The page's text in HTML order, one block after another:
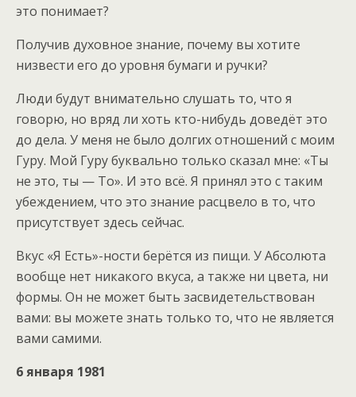
это понимает?
Получив духовное знание, почему вы хотите
низвести его до уровня бумаги и ручки?
Люди будут внимательно слушать то, что я
говорю, но вряд ли хоть кто-нибудь доведёт это
до дела. У меня не было долгих отношений с моим
Гуру. Мой Гуру буквально только сказал мне: «Ты
не это, ты — То». И это всё. Я принял это с таким
убеждением, что это знание расцвело в то, что
присутствует здесь сейчас.
Вкус «Я Есть»-ности берётся из пищи. У Абсолюта
вообще нет никакого вкуса, а также ни цвета, ни
формы. Он не может быть засвидетельствован
вами: вы можете знать только то, что не является
вами самими.
6 января 1981